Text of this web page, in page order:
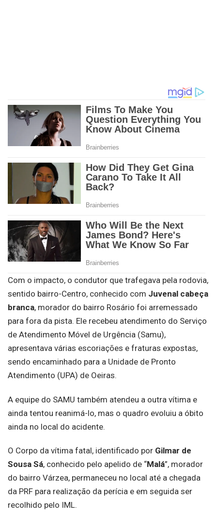
Com o impacto, o condutor que trafegava pela rodovia,
sentido bairro-Centro, conhecido com Juvenal cabeça
branca, morador do bairro Rosário foi arremessado
para fora da pista. Ele recebeu atendimento do Serviço
de Atendimento Móvel de Urgência (Samu),
apresentava várias escoriações e fraturas expostas,
sendo encaminhado para a Unidade de Pronto
Atendimento (UPA) de Oeiras.
A equipe do SAMU também atendeu a outra vítima e
ainda tentou reanimá-lo, mas o quadro evoluiu a óbito
ainda no local do acidente.
O Corpo da vítima fatal, identificado por Gilmar de
Sousa Sá, conhecido pelo apelido de “Malá”, morador
do bairro Várzea, permaneceu no local até a chegada
da PRF para realização da perícia e em seguida ser
recolhido pelo IML.